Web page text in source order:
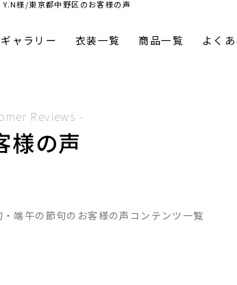
様/東京都中野区のお客様の声
ギャラリー 衣装一覧 商品一覧 よく
Reviews -
様の声
端午の節句のお客様の声コンテンツ一覧